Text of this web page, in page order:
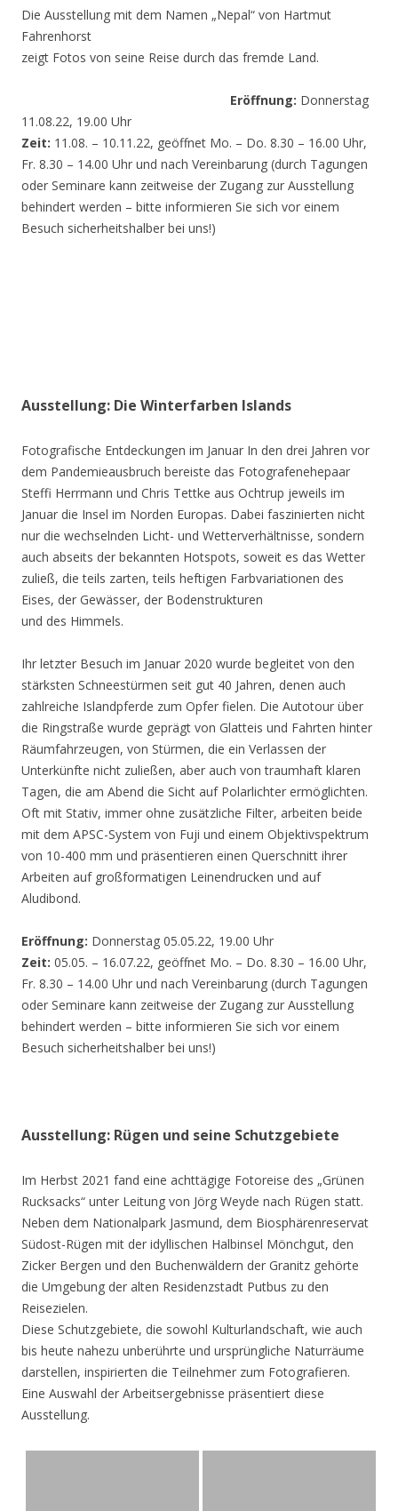
Die Ausstellung mit dem Namen „Nepal“ von Hartmut
Fahrenhorst
zeigt Fotos von seine Reise durch das fremde Land.
Eröffnung: Donnerstag
11.08.22, 19.00 Uhr
Zeit: 11.08. – 10.11.22, geöffnet Mo. – Do. 8.30 – 16.00 Uhr,
Fr. 8.30 – 14.00 Uhr und nach Vereinbarung (durch Tagungen
oder Seminare kann zeitweise der Zugang zur Ausstellung
behindert werden – bitte informieren Sie sich vor einem
Besuch sicherheitshalber bei uns!)
Ausstellung: Die Winterfarben Islands
Fotografische Entdeckungen im Januar In den drei Jahren vor
dem Pandemieausbruch bereiste das Fotografenehepaar
Steffi Herrmann und Chris Tettke aus Ochtrup jeweils im
Januar die Insel im Norden Europas. Dabei faszinierten nicht
nur die wechselnden Licht- und Wetterverhältnisse, sondern
auch abseits der bekannten Hotspots, soweit es das Wetter
zuließ, die teils zarten, teils heftigen Farbvariationen des
Eises, der Gewässer, der Bodenstrukturen
und des Himmels.
Ihr letzter Besuch im Januar 2020 wurde begleitet von den
stärksten Schneestürmen seit gut 40 Jahren, denen auch
zahlreiche Islandpferde zum Opfer fielen. Die Autotour über
die Ringstraße wurde geprägt von Glatteis und Fahrten hinter
Räumfahrzeugen, von Stürmen, die ein Verlassen der
Unterkünfte nicht zuließen, aber auch von traumhaft klaren
Tagen, die am Abend die Sicht auf Polarlichter ermöglichten.
Oft mit Stativ, immer ohne zusätzliche Filter, arbeiten beide
mit dem APSC-System von Fuji und einem Objektivspektrum
von 10-400 mm und präsentieren einen Querschnitt ihrer
Arbeiten auf großformatigen Leinendrucken und auf
Aludibond.
Eröffnung: Donnerstag 05.05.22, 19.00 Uhr
Zeit: 05.05. – 16.07.22, geöffnet Mo. – Do. 8.30 – 16.00 Uhr,
Fr. 8.30 – 14.00 Uhr und nach Vereinbarung (durch Tagungen
oder Seminare kann zeitweise der Zugang zur Ausstellung
behindert werden – bitte informieren Sie sich vor einem
Besuch sicherheitshalber bei uns!)
Ausstellung: Rügen und seine Schutzgebiete
Im Herbst 2021 fand eine achttägige Fotoreise des „Grünen
Rucksacks“ unter Leitung von Jörg Weyde nach Rügen statt.
Neben dem Nationalpark Jasmund, dem Biosphärenreservat
Südost-Rügen mit der idyllischen Halbinsel Mönchgut, den
Zicker Bergen und den Buchenwäldern der Granitz gehörte
die Umgebung der alten Residenzstadt Putbus zu den
Reisezielen.
Diese Schutzgebiete, die sowohl Kulturlandschaft, wie auch
bis heute nahezu unberührte und ursprüngliche Naturräume
darstellen, inspirierten die Teilnehmer zum Fotografieren.
Eine Auswahl der Arbeitsergebnisse präsentiert diese
Ausstellung.